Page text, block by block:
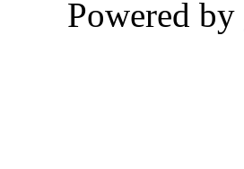
Powered by